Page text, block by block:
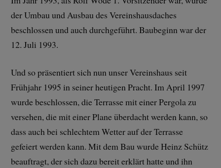
der Umbau und Ausbau des Vereinshausdaches
beschlossen und auch durchgeführt. Baubeginn war der
12. Juli 1993.
Und so präsentiert sich nun unser Vereinshaus seit
Frühjahr 1995 in seiner heutigen Pracht. Im April 1997
wurde beschlossen, die Terrasse mit einer Pergola zu
versehen, die mit einer Plane überdacht werden kann, so
dass auch bei schlechtem Wetter auf der Terrasse
gefeiert werden kann. Mit dem Bau wurde Heinz Schütz
beauftragt, der sich dazu bereit erklärt hatte und ihn